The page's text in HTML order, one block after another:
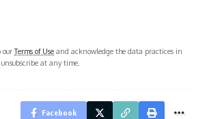
ourTerms of Use and acknowledge the data practices in
unsubscribe at any time.
Facebook